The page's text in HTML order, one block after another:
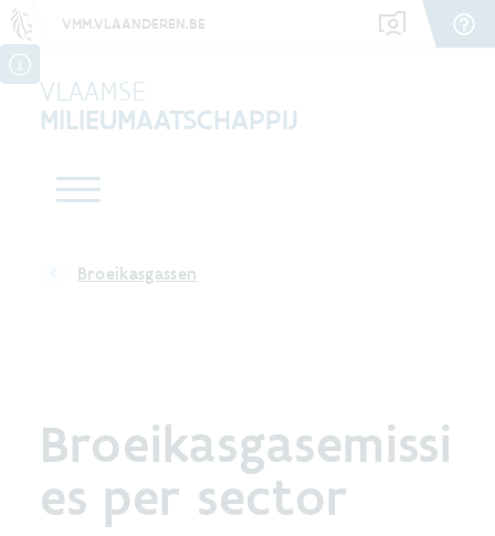
VMM.VLAANDEREN.BE
VLAAMSE
MILIEUMAATSCHAPPIJ
Broeikasgassen
Broeikasgasemissi
es per sector